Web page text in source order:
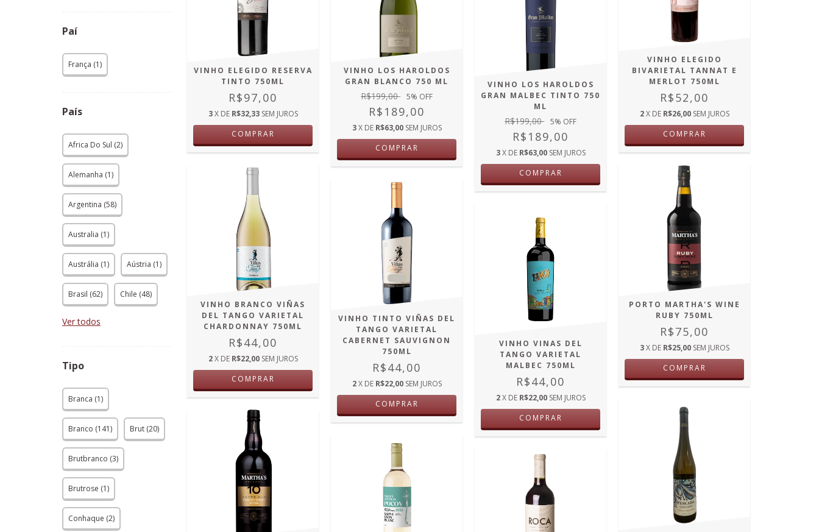
Paí
França (1)
País
Africa Do Sul (2)
Alemanha (1)
Argentina (58)
Australia (1)
Austrália (1) Aústria (1)
Brasil (62) Chile (48)
Ver todos
Tipo
Branca (1)
Branco (141) Brut (20)
Brutbranco (3)
Brutrose (1)
Conhaque (2)
VINHO ELEGIDO RESERVA
TINTO 750ML
R$97,00
3X DE R$32,33 SEM JUROS
COMPRAR
VINHO LOS HAROLDOS
GRAN BLANCO 750 ML
R$199,00 5% OFF
R$189,00
3X DE R$63,00 SEM JUROS
COMPRAR
VINHO LOS HAROLDOS
GRAN MALBEC TINTO 750
ML
R$199,00 5% OFF
R$189,00
3X DE R$63,00 SEM JUROS
COMPRAR
VINHO ELEGIDO
BIVARIETAL TANNAT E
MERLOT 750ML
R$52,00
2X DE R$26,00 SEM JUROS
COMPRAR
VINHO BRANCO VIÑAS
DEL TANGO VARIETAL
CHARDONNAY 750ML
R$44,00
2X DE R$22,00 SEM JUROS
COMPRAR
VINHO TINTO VIÑAS DEL
TANGO VARIETAL
CABERNET SAUVIGNON
750ML
R$44,00
2X DE R$22,00 SEM JUROS
COMPRAR
VINHO VINAS DEL
TANGO VARIETAL
MALBEC 750ML
R$44,00
2X DE R$22,00 SEM JUROS
COMPRAR
PORTO MARTHA'S WINE
RUBY 750ML
R$75,00
3X DE R$25,00 SEM JUROS
COMPRAR